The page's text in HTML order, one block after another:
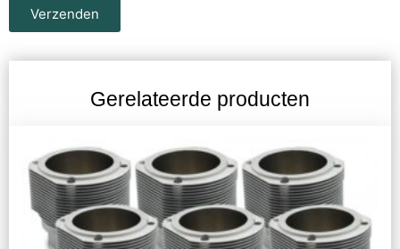
Verzenden
Gerelateerde producten